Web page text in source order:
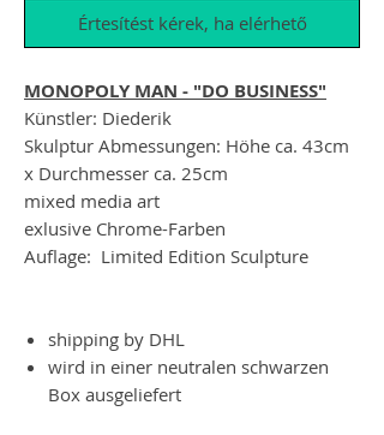
Értesítést kérek, ha elérhető
MONOPOLY MAN - "DO BUSINESS"
Künstler: Diederik
Skulptur Abmessungen: Höhe ca. 43cm
x Durchmesser ca. 25cm
mixed media art
exlusive Chrome-Farben
Auflage: Limited Edition Sculpture
shipping by DHL
wird in einer neutralen schwarzen
Box ausgeliefert